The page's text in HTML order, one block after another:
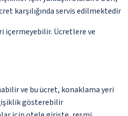
karşılığında servis edilmektedir
içermeyebilir. Ücretlere ve
ve bu ücret, konaklama yeri
gösterebilir